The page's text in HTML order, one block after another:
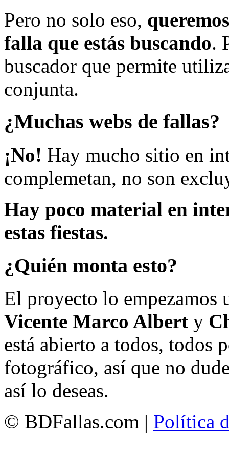
Pero no solo eso,
falla que estás buscando.
buscador que permite
conjunta.
¿Muchas webs de fallas?
¡No! Hay mucho sitio en
complemetan, no son
Hay poco material en
estas fiestas.
¿Quién monta esto?
El proyecto lo empezamos
Vicente Marco Albert y
está abierto a todos, todos
fotográfico, así que no
así lo deseas.
© BDFallas.com | Política